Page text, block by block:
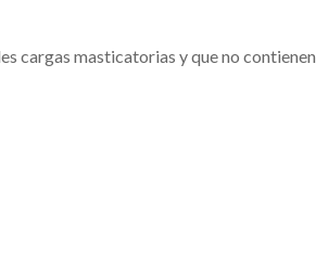
cargas masticatorias y que no contienen